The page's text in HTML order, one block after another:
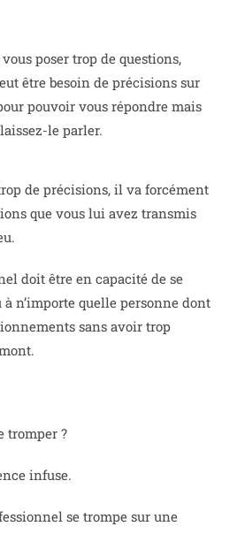
poser trop de questions,
être besoin de précisions sur
pouvoir vous répondre mais
le parler.
de précisions, il va forcément
que vous lui avez transmis
doit être en capacité de se
n’importe quelle personne dont
sans avoir trop
tromper ?
infuse.
se trompe sur une